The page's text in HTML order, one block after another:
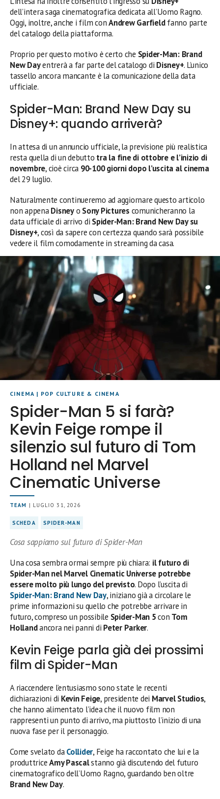
dell’intera saga cinematografica dedicata all’Uomo Ragno.
Oggi, inoltre, anche i film conAndrew Garfieldfanno parte
del catalogo della piattaforma.
Proprio per questo motivo è certo che Spider-Man: Brand
New Dayentrerà a far parte del catalogo di Disney+. L’unico
tassello ancora mancante è la comunicazione della data
ufficiale.
Spider-Man: Brand New Day su
Disney+: quando arriverà?
In attesa di un annuncio ufficiale, la previsione più realistica
resta quella di un debutto tra la fine di ottobre e l’inizio di
novembre, cioè circa 90-100 giorni dopo l’uscita al cinema
del 29 luglio.
Naturalmente continueremo ad aggiornare questo articolo
non appenaDisneyo Sony Pictures comunicheranno la
data ufficiale di arrivo di Spider-Man: Brand New Day su
Disney+, così da sapere con certezza quando sarà possibile
vedere il film comodamente in streaming da casa.
CINEMA | POP CULTURE & CINEMA
Spider-Man 5 si farà?
Kevin Feige rompe il
silenzio sul futuro di Tom
Holland nel Marvel
Cinematic Universe
TEAM | LUGLIO 31, 2026
SCHEDA SPIDER-MAN
Cosa sappiamo sul futuro di Spider-Man
Una cosa sembra ormai sempre più chiara: il futuro di
Spider-Man nel Marvel Cinematic Universe potrebbe
essere molto più lungo del previsto. Dopo l’uscita di
Spider-Man: Brand New Day, iniziano già a circolare le
prime informazioni su quello che potrebbe arrivare in
futuro, compreso un possibile Spider-Man 5con Tom
Hollandancora nei panni di Peter Parker.
Kevin Feige parla già dei prossimi
film di Spider-Man
A riaccendere l’entusiasmo sono state le recenti
dichiarazioni di Kevin Feige, presidente dei Marvel Studios,
che hanno alimentato l’idea che il nuovo film non
rappresenti un punto di arrivo, ma piuttosto l’inizio di una
nuova fase per il personaggio.
Come svelato daCollider, Feige ha raccontato che lui e la
produttriceAmy Pascalstanno già discutendo del futuro
cinematografico dell’Uomo Ragno, guardando ben oltre
Brand New Day.